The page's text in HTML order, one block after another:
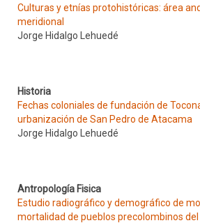
Culturas y etnías protohistóricas: área
meridional
Jorge Hidalgo Lehuedé
Historia
Fechas coloniales de fundación de
urbanización de San Pedro de Atacama
Jorge Hidalgo Lehuedé
Antropología Fisica
Estudio radiográfico y demográfico de
mortalidad de pueblos precolombinos del